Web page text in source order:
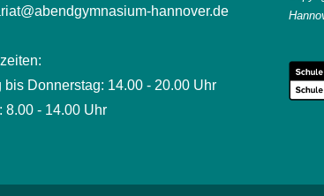
hannover.de
bis Donnerstag: 14.00 - 20.00 Uhr
8.00 - 14.00 Uhr